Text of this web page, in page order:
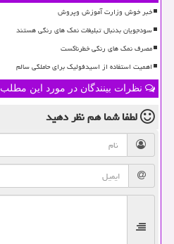
خبر خوش وزارت آموزش وپروش
سودجویان بدنبال تبلیغات نمک های رنگی هستند
مصرف نمک های رنگی خطرناکست
اهمیت استفاده از اسیدفولیک برای حاملگی سالم
نظرات بینندگان در مورد این مطلب
لطفا شما همنظر دهید